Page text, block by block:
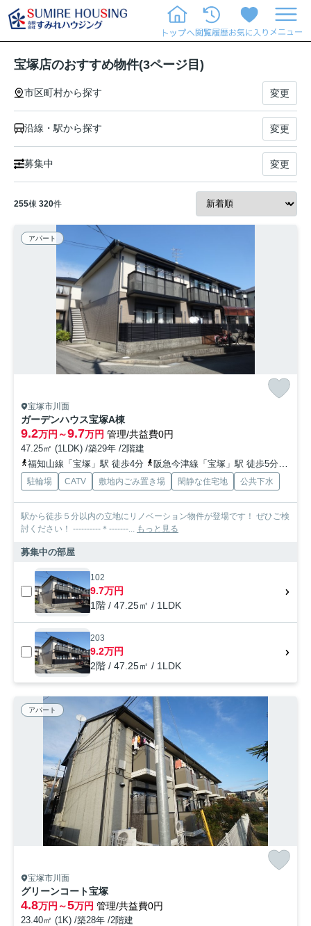
宝塚店のおすすめ物件(3ページ目)
市区町村から探す 変更
沿線・駅から探す 変更
募集中 変更
255棟 320件
アパート
宝塚市川面
ガーデンハウス宝塚A棟
9.2万円～9.7万円 管理/共益費0円
47.25㎡ (1LDK) /築29年 /2階建
福知山線「宝塚」駅 徒歩4分
阪急今津線「宝塚」駅 徒歩5分
駐輪場 CATV 敷地内ごみ置き場 閑静な住宅地 公共下水
駅から徒歩５分以内の立地にリノベーション物件が登場です！ ぜひご検
討ください！ ----------＊-------...
もっと見る
募集中の部屋
102
9.7万円
1階 / 47.25㎡ / 1LDK
203
9.2万円
2階 / 47.25㎡ / 1LDK
アパート
宝塚市川面
グリーンコート宝塚
4.8万円～5万円 管理/共益費0円
23.40㎡ (1K) /築28年 /2階建